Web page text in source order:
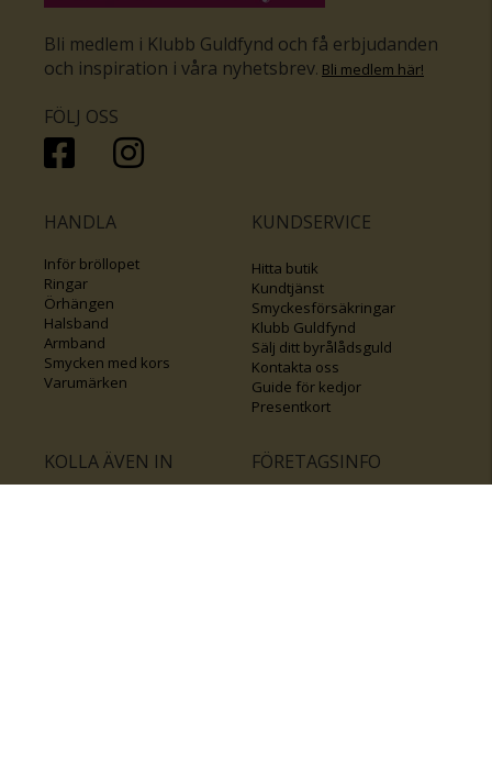
Bli medlem i Klubb Guldfynd och få erbjudanden
och inspiration i våra nyhetsbrev. Bli medlem här!
FÖLJ OSS
HANDLA
Inför bröllopet
Ringar
Örhängen
Halsband
Armband
Smycken med kors
Varumärken
KUNDSERVICE
Hitta butik
Kundtjänst
Smyckesförsäkringar
Klubb Guldfynd
Sälj ditt byrålådsguld
Kontakta oss
Guide för kedjor
Presentkort
KOLLA ÄVEN IN FÖRETAGSINFO